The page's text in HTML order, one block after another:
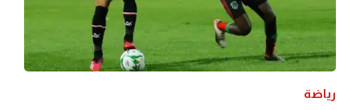
رياضة